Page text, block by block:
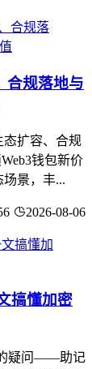
合规落地与
态扩容、合规
钱包新价
景，丰...
2026-08-06
搞懂加密
的疑问——助记